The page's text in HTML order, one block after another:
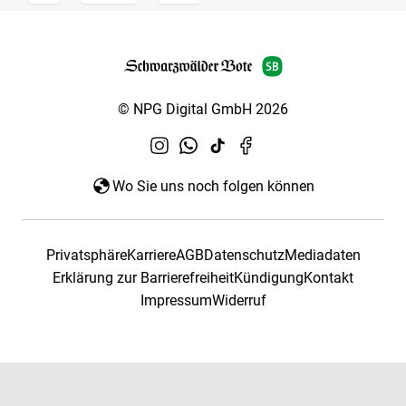
© NPG Digital GmbH 2026
Wo Sie uns noch folgen können
PrivatsphäreKarriereAGBDatenschutzMediadaten
Erklärung zur BarrierefreiheitKündigungKontakt
ImpressumWiderruf